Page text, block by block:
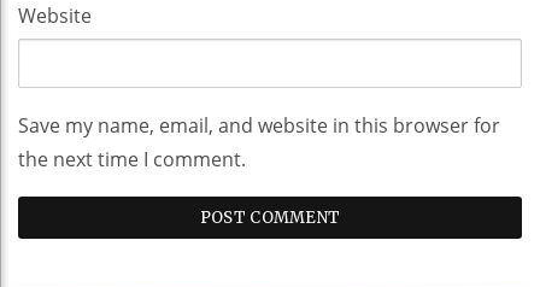
Website
Save my name, email, and website in this browser for
the next time I comment.